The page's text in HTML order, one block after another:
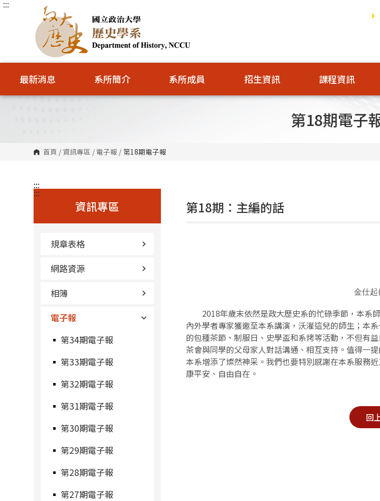
跳
塊
:::
最新消息 系所簡介 系所成員 招生資訊 課程資訊
第18期電子
首頁 / 資訊專區 / 電子報 / 第18期電子報
:::
資訊專區
規章表格
網路資源
相簿
電子報
第34期電子報
第33期電子報
第32期電子報
第31期電子報
第30期電子報
第29期電子報
第28期電子報
第27期電子報
:::
第18期：主編的話
金仕起(
2018年歲末依然是政大歷史系的忙碌季節，本系
內外學者專家獲邀至本系講演，沃灌這兒的師生；本
的包種茶節、制服日、史學盃和系烤等活動，不但有
茶會與同學的父母家人對話溝通、相互支持。值得一
本系增添了燦然神采。我們也要特別感謝在本系服務
康平安、自由自在。
回